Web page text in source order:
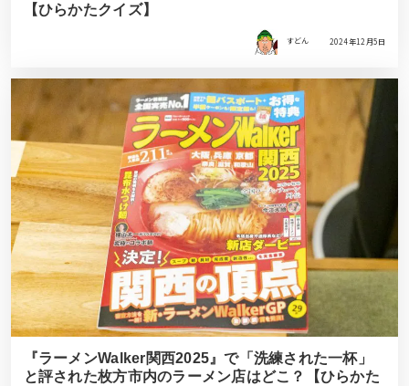
【ひらかたクイズ】
すどん 2024年12月5日
『ラーメンWalker関西2025』で「洗練された一杯」
と評された枚方市内のラーメン店はどこ？【ひらかた